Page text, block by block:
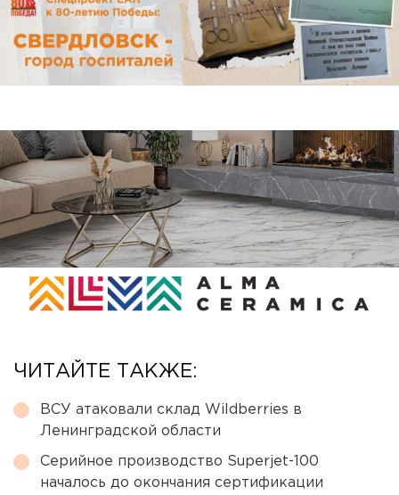
ЧИТАЙТЕ ТАКЖЕ:
ВСУ атаковали склад Wildberries в
Ленинградской области
Серийное производство Superjet-100
началось до окончания сертификации